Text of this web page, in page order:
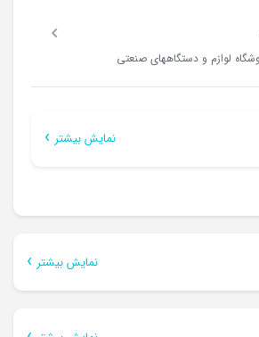
لوازم و دستگاههای صنعتی
نمایش بیشتر
SINUS PENTA
نمایش بیشتر